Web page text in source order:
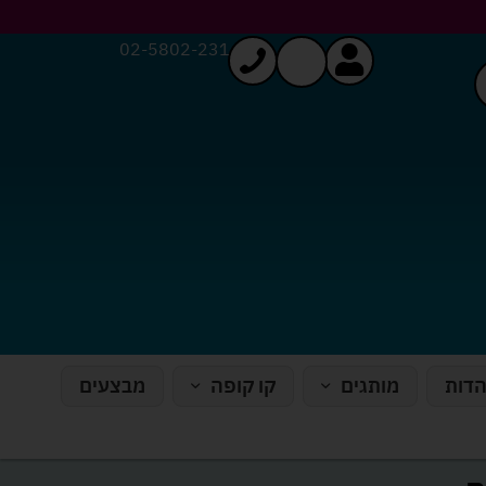
02-5802-231
מותגים קו קופה מבצעים